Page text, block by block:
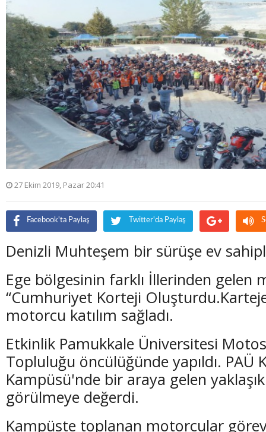
27 Ekim 2019, Pazar 20:41
Facebook'ta Paylaş Twitter'da Paylaş
Denizli Muhteşem bir sürüşe ev
Ege bölgesinin farklı İllerinden gelen
“Cumhuriyet Korteji
motorcu katılım sağladı.
Etkinlik Pamukkale Üniversitesi
Topluluğu öncülüğünde yapıldı. PAÜ
Kampüsü'nde bir araya gelen
görülmeye değerdi.
Kampüste toplanan motorcular